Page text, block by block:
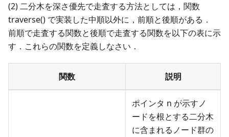
(2) 二分木を深さ優先で走査する方法としては，関数
traverse() で実装した中順以外に，前順と後順がある．
前順で走査する関数と後順で走査する関数を以下の表に示
す．これらの関数を定義しなさい．
関数 説明
ポインタ n が示すノ
ードを根とする二分木
に含まれるノード群の